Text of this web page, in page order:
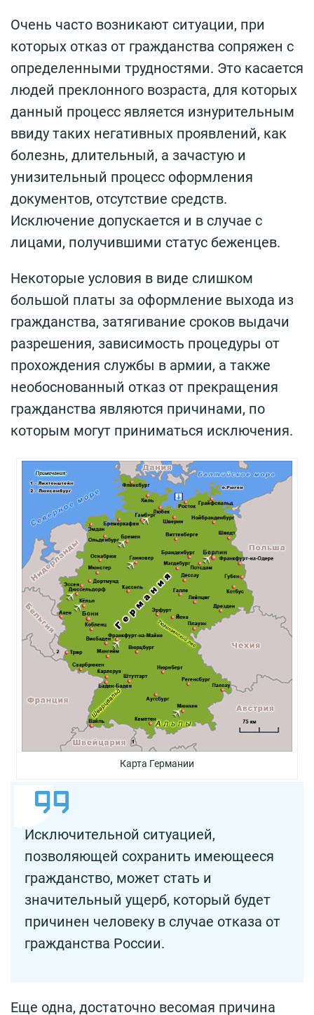
Очень часто возникают ситуации, при
которых отказ от гражданства сопряжен с
определенными трудностями. Это касается
людей преклонного возраста, для которых
данный процесс является изнурительным
ввиду таких негативных проявлений, как
болезнь, длительный, а зачастую и
унизительный процесс оформления
документов, отсутствие средств.
Исключение допускается и в случае с
лицами, получившими статус беженцев.
Некоторые условия в виде слишком
большой платы за оформление выхода из
гражданства, затягивание сроков выдачи
разрешения, зависимость процедуры от
прохождения службы в армии, а также
необоснованный отказ от прекращения
гражданства являются причинами, по
которым могут приниматься исключения.
Карта Германии
Исключительной ситуацией,
позволяющей сохранить имеющееся
гражданство, может стать и
значительный ущерб, который будет
причинен человеку в случае отказа от
гражданства России.
Еще одна, достаточно весомая причина